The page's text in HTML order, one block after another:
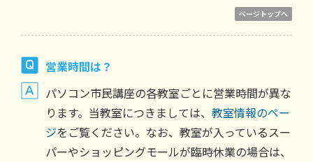
ページトップへ
営業時間は？
パソコン市民講座の各教室ごとに営業時間が異な
ります。当教室につきましては、 教室情報のペー
ジをご覧ください。なお、教室が入っているスー
パーやショッピングモールが臨時休業の場合は、